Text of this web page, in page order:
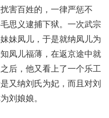
害百姓的，一律严惩不
思义逮捕下狱。一次武宗
妹凤儿，于是就纳凤儿为
凤儿福薄，在返京途中就
后，他又看上了一个乐工
又纳刘氏为妃，而且对刘
刘娘娘。